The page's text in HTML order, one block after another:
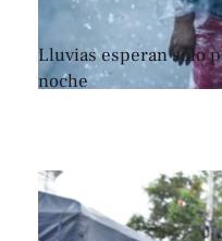
Lluvias esperan sólo
noche